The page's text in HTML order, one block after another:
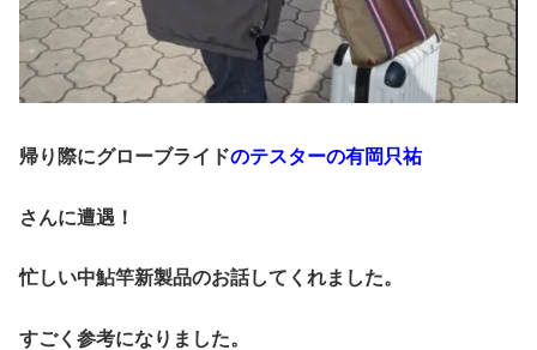
帰り際にグローブライドのテスターの有岡只祐
さんに遭遇！
忙しい中鮎竿新製品のお話してくれました。
すごく参考になりました。